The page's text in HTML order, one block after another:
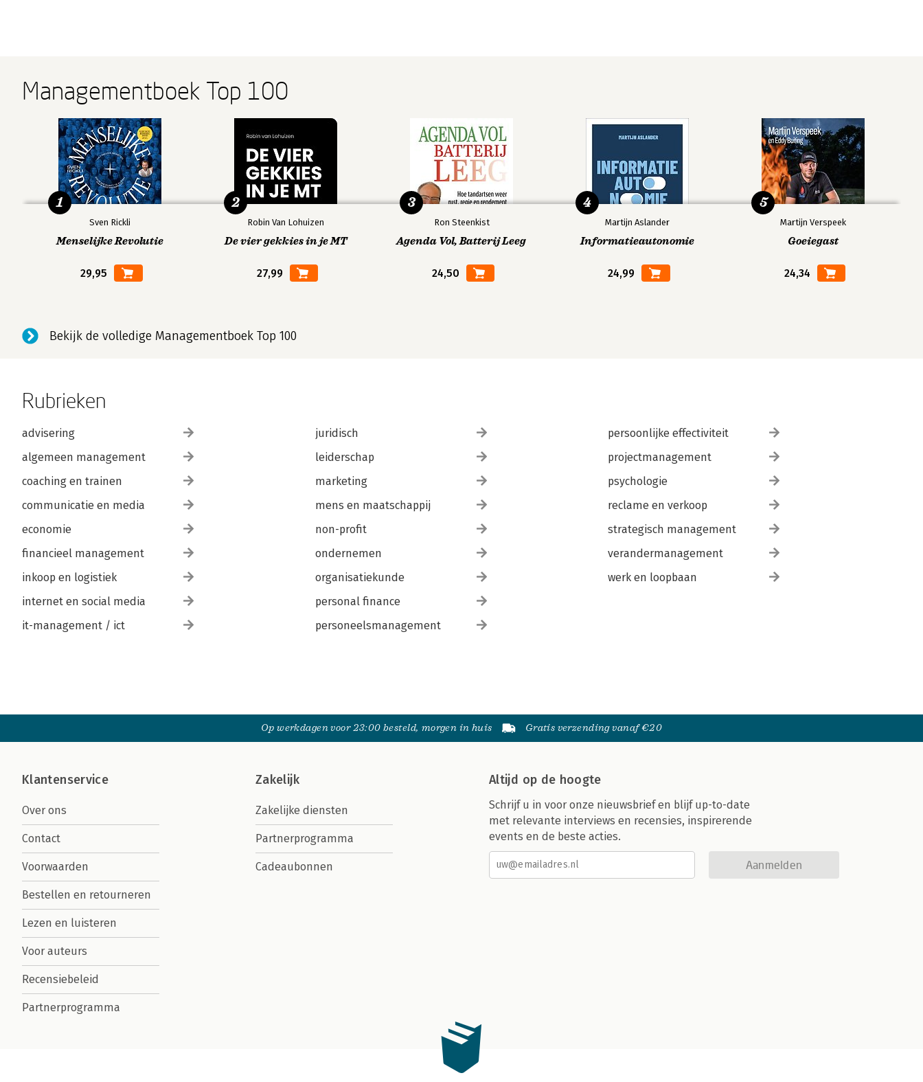
Managementboek Top 100
Sven Rickli
Menselijke Revolutie
29,95
1
Robin Van Lohuizen
De vier gekkies in je MT
27,99
2
Ron Steenkist
Agenda Vol, Batterij Leeg
24,50
3
Martijn Aslander
Informatieautonomie
24,99
4
Martijn Verspeek
Goeiegast
24,34
5
Bekijk de volledige Managementboek Top 100
Rubrieken
advisering
algemeen management
coaching en trainen
communicatie en media
economie
financieel management
inkoop en logistiek
internet en social media
it-management / ict
juridisch
leiderschap
marketing
mens en maatschappij
non-profit
ondernemen
organisatiekunde
personal finance
personeelsmanagement
persoonlijke effectiviteit
projectmanagement
psychologie
reclame en verkoop
strategisch management
verandermanagement
werk en loopbaan
Op werkdagen voor 23:00 besteld, morgen in huis Gratis verzending vanaf €20
Klantenservice
Over ons
Contact
Voorwaarden
Bestellen en retourneren
Lezen en luisteren
Voor auteurs
Recensiebeleid
Partnerprogramma
Zakelijk
Zakelijke diensten
Partnerprogramma
Cadeaubonnen
Altijd op de hoogte
Schrijf u in voor onze nieuwsbrief en blijf up-to-date
met relevante interviews en recensies, inspirerende
events en de beste acties.
Aanmelden